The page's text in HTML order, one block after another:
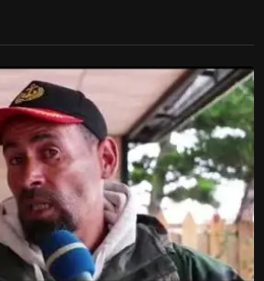
تعاون المحتاج و تاقف معاه